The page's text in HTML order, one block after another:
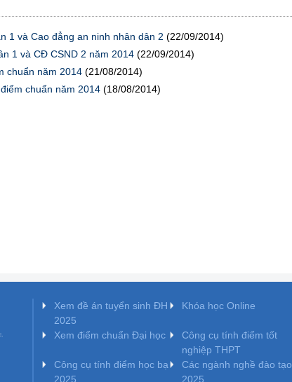
1 và Cao đẳng an ninh nhân dân 2 (22/09/2014)
1 và CĐ CSND 2 năm 2014 (22/09/2014)
chuẩn năm 2014 (21/08/2014)
chuẩn năm 2014 (18/08/2014)
Xem đề án tuyển sinh ĐH
2025
Khóa học Online
Xem điểm chuẩn Đại học
Công cụ tính điểm tốt
nghiệp THPT
Công cụ tính điểm học bạ
2025
Các ngành nghề đào tạo
2025